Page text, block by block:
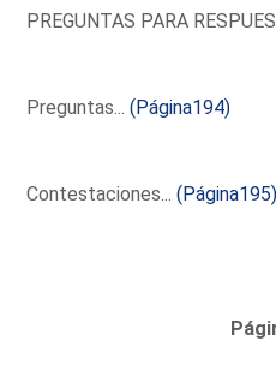
PREGUNTAS PARA
Preguntas...(Página194)
Contestaciones...(Página195)